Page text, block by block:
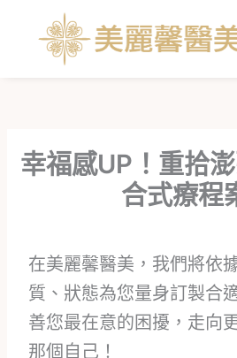
幸福感UP！重拾
合式療程
在美麗馨醫美，我們將依
質、狀態為您量身訂製合
善您最在意的困擾，走向
那個自己！